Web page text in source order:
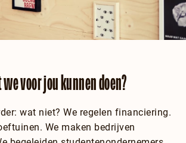
voor jou kunnen doen?
wat niet? We regelen financiering.
We maken bedrijven